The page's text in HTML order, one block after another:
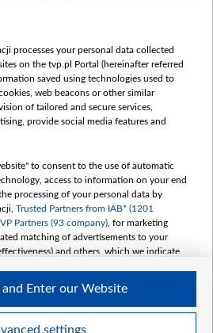
матэрыялаў
Бяспека
Youtube
Белсат news
Белсат Shorts
мульт
Belsat English
Biełsat PL
Белсат Now
Белсат History
Белсат Music
Белсат Doc
My consents
processes your personal data collected
on the tvp.pl Portal (hereinafter referred
saved using technologies used to
web beacons or other similar
of tailored and secure services,
provide social media features and
to consent to the use of automatic
access to information on your end
processing of your personal data by
Trusted Partners from IAB* (1201
Partners (93 company) , for marketing
matching of advertisements to your
and others, which we indicate
data by TVP S.A. w likwidacji are as
settings
and Enter our Website